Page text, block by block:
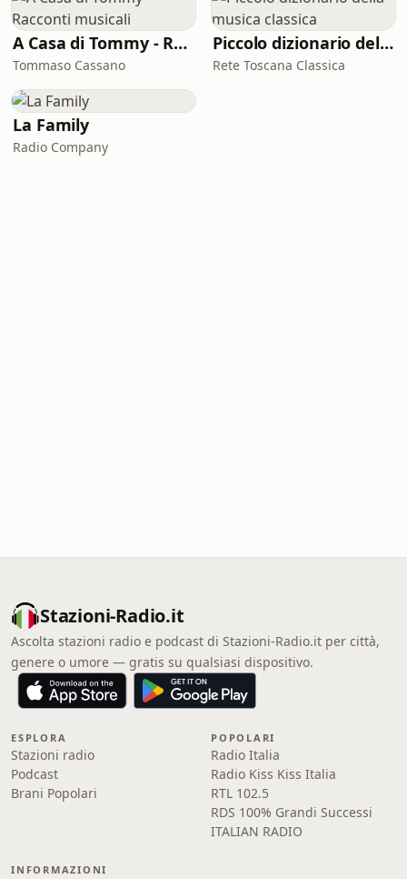
A Casa di Tommy - Racconti musicali
Tommaso Cassano
Piccolo dizionario della musica classica
Rete Toscana Classica
La Family
Radio Company
Stazioni-Radio.it
Ascolta stazioni radio e podcast di Stazioni-Radio.it per città,
genere o umore — gratis su qualsiasi dispositivo.
ESPLORA
Stazioni radio
Podcast
Brani Popolari
POPOLARI
Radio Italia
Radio Kiss Kiss Italia
RTL 102.5
RDS 100% Grandi Successi
ITALIAN RADIO
INFORMAZIONI